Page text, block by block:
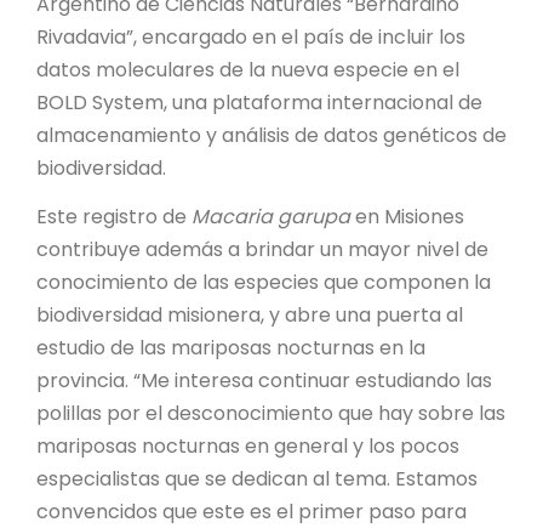
Rivadavia”, encargado en el país de incluir los
datos moleculares de la nueva especie en el
BOLD System, una plataforma internacional de
almacenamiento y análisis de datos genéticos de
biodiversidad.
Este registro de Macaria garupaen Misiones
contribuye además a brindar un mayor nivel de
conocimiento de las especies que componen la
biodiversidad misionera, y abre una puerta al
estudio de las mariposas nocturnas en la
provincia. “Me interesa continuar estudiando las
polillas por el desconocimiento que hay sobre las
mariposas nocturnas en general y los pocos
especialistas que se dedican al tema. Estamos
convencidos que este es el primer paso para